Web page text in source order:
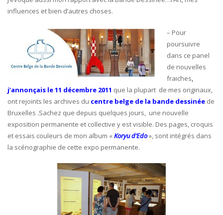
influences et bien d’autres choses.
– Pour
poursuivre
dans ce panel
de nouvelles
fraiches,
j’annonçais le 11 décembre 2011 que la plupart de mes originaux,
ont rejoints les archives du centre belge de la bande dessinée de
Bruxelles .Sachez que depuis quelques jours, une nouvelle
exposition permanente et collective y est visible. Des pages, croquis
et essais couleurs de mon album «Koryu d’Edo», sont intégrés dans
la scénographie de cette expo permanente.